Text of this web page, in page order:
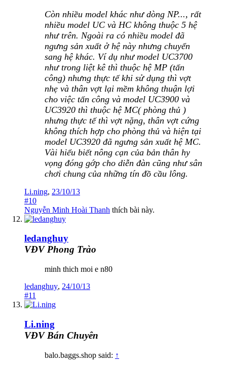
Còn nhiều model khác như dòng NP..., rất
nhiều model UC và HC không thuộc 5 hệ
như trên. Ngoài ra có nhiều model đã
ngưng sản xuất ở hệ này nhưng chuyển
sang hệ khác. Ví dụ như model UC3700
như trong liệt kê thì thuộc hệ MP (tấn
công) nhưng thực tế khi sử dụng thì vợt
nhẹ và thân vợt lại mềm không thuận lợi
cho việc tấn công và model UC3900 và
UC3920 thì thuộc hệ MC( phòng thủ )
nhưng thực tế thì vợt nặng, thân vợt cứng
không thích hợp cho phòng thủ và hiện tại
model UC3920 đã ngưng sản xuất hệ MC.
Vài hiểu biết nông cạn của bản thân hy
vọng đóng gớp cho diễn đàn cũng như sân
chơi chung của những tín đồ cầu lông.
Li.ning, 23/10/13
#10
Nguyễn Minh Hoài Thanh thích bài này.
ledanghuy
VĐV Phong Trào
minh thich moi e n80
ledanghuy, 24/10/13
#11
Li.ning
VĐV Bán Chuyên
balo.baggs.shop said: ↑